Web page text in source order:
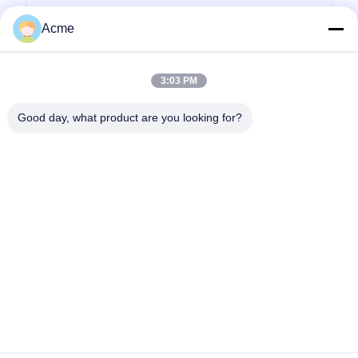
Envoyez
Acme
3:03 PM
Good day, what product are you looking for?